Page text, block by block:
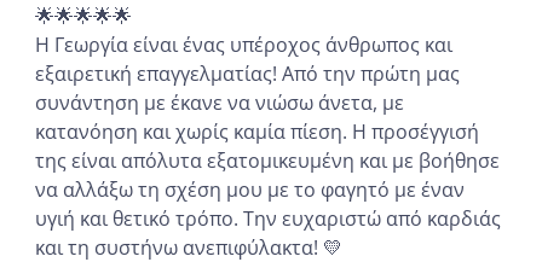
🌟🌟🌟🌟🌟
Η Γεωργία είναι ένας υπέροχος άνθρωπος και
εξαιρετική επαγγελματίας! Από την πρώτη μας
συνάντηση με έκανε να νιώσω άνετα, με
κατανόηση και χωρίς καμία πίεση. Η προσέγγισή
της είναι απόλυτα εξατομικευμένη και με βοήθησε
να αλλάξω τη σχέση μου με το φαγητό με έναν
υγιή και θετικό τρόπο. Την ευχαριστώ από καρδιάς
και τη συστήνω ανεπιφύλακτα! 💛